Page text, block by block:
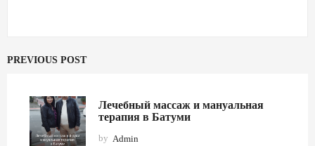
PREVIOUS POST
Лечебный массаж и мануальная
терапия в Батуми
by Admin